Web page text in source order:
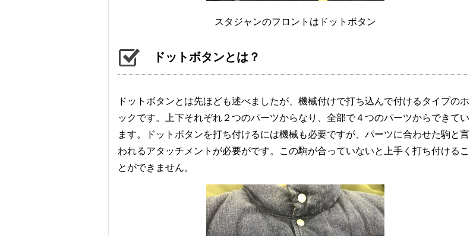
スタジャンのフロントはドットボタン
ドットボタンとは？
ドットボタンとは先ほども述べましたが、機械付けで打ち込んで付けるタイプのホ
ックです。上下それぞれ２つのパーツからなり、全部で４つのパーツからできてい
ます。ドットボタンを打ち付けるには機械も必要ですが、パーツに合わせた駒と言
われるアタッチメントが必要がです。この駒が合っていないと上手く打ち付けるこ
とができません。